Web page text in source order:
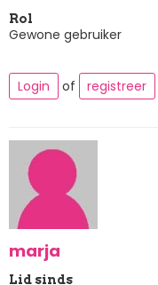
Rol
Gewone gebruiker
Login of registreer
marja
Lid sinds